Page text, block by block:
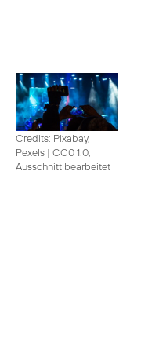
Credits: Pixabay,
Pexels | CC0 1.0,
Ausschnitt bearbeitet